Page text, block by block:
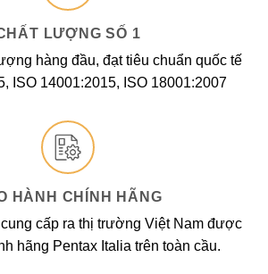
LƯỢNG SỐ 1
hàng đầu, đạt tiêu chuẩn quốc tế
ISO 14001:2015, ISO 18001:2007
HÀNH CHÍNH HÃNG
cấp ra thị trường Việt Nam được
hãng Pentax Italia trên toàn cầu.